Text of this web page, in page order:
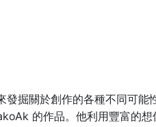
掘關於創作的各種不同可
的作品。他利用豐富的